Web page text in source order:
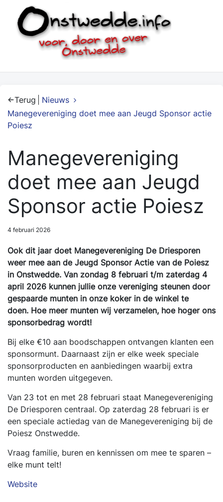
Terug
Nieuws
Manegevereniging doet mee aan Jeugd Sponsor actie
Poiesz
Manegevereniging
doet mee aan Jeugd
Sponsor actie Poiesz
4 februari 2026
Ook dit jaar doet Manegevereniging De Driesporen
weer mee aan de Jeugd Sponsor Actie van de Poiesz
in Onstwedde. Van zondag 8 februari t/m zaterdag 4
april 2026 kunnen jullie onze vereniging steunen door
gespaarde munten in onze koker in de winkel te
doen. Hoe meer munten wij verzamelen, hoe hoger ons
sponsorbedrag wordt!
Bij elke €10 aan boodschappen ontvangen klanten een
sponsormunt. Daarnaast zijn er elke week speciale
sponsorproducten en aanbiedingen waarbij extra
munten worden uitgegeven.
Van 23 tot en met 28 februari staat Manegevereniging
De Driesporen centraal. Op zaterdag 28 februari is er
een speciale actiedag van de Manegevereniging bij de
Poiesz Onstwedde.
Vraag familie, buren en kennissen om mee te sparen –
elke munt telt!
Website